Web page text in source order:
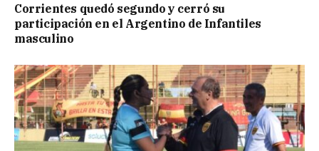
Corrientes quedó segundo y cerró su
participación en el Argentino de Infantiles
masculino